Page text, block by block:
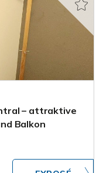
– attraktive
Balkon